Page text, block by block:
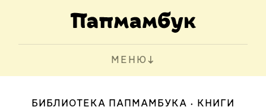
МЕНЮ
БИБЛИОТЕКА ПАПМАМБУКА КНИГИ